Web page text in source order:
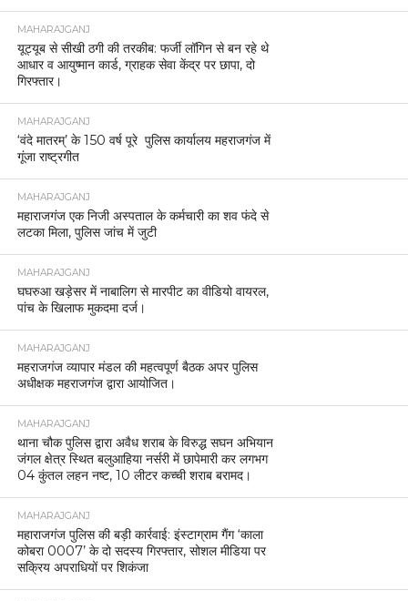
MAHARAJGANJ
यूट्यूब से सीखी ठगी की तरकीब: फर्जी लॉगिन से बन रहे थे
आधार व आयुष्मान कार्ड, ग्राहक सेवा केंद्र पर छापा, दो
गिरफ्तार।
MAHARAJGANJ
‘वंदे मातरम्’ के 150 वर्ष पूरे पुलिस कार्यालय महराजगंज में
गूंजा राष्ट्रगीत
MAHARAJGANJ
महाराजगंज एक निजी अस्पताल के कर्मचारी का शव फंदे से
लटका मिला, पुलिस जांच में जुटी
MAHARAJGANJ
घघरुआ खड़ेसर में नाबालिग से मारपीट का वीडियो वायरल,
पांच के खिलाफ मुकदमा दर्ज।
MAHARAJGANJ
महराजगंज व्यापार मंडल की महत्वपूर्ण बैठक अपर पुलिस
अधीक्षक महराजगंज द्वारा आयोजित।
MAHARAJGANJ
थाना चौक पुलिस द्वारा अवैध शराब के विरुद्ध सघन अभियान
जंगल क्षेत्र स्थित बलुआहिया नर्सरी में छापेमारी कर लगभग
04 कुंतल लहन नष्ट, 10 लीटर कच्ची शराब बरामद।
MAHARAJGANJ
महाराजगंज पुलिस की बड़ी कार्रवाई: इंस्टाग्राम गैंग ‘काला
कोबरा 0007’ के दो सदस्य गिरफ्तार, सोशल मीडिया पर
सक्रिय अपराधियों पर शिकंजा